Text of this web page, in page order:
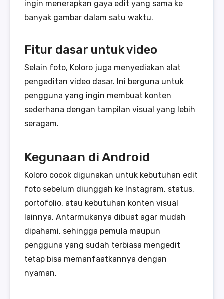
ingin menerapkan gaya edit yang sama ke
banyak gambar dalam satu waktu.
Fitur dasar untuk video
Selain foto, Koloro juga menyediakan alat
pengeditan video dasar. Ini berguna untuk
pengguna yang ingin membuat konten
sederhana dengan tampilan visual yang lebih
seragam.
Kegunaan di Android
Koloro cocok digunakan untuk kebutuhan edit
foto sebelum diunggah ke Instagram, status,
portofolio, atau kebutuhan konten visual
lainnya. Antarmukanya dibuat agar mudah
dipahami, sehingga pemula maupun
pengguna yang sudah terbiasa mengedit
tetap bisa memanfaatkannya dengan
nyaman.